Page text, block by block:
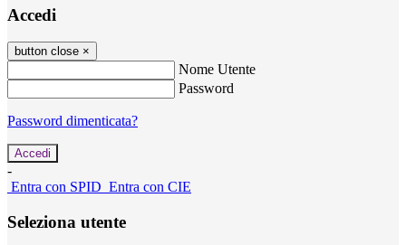
Accedi
button close ×
Nome Utente
Password
Password dimenticata?
-
Entra con SPID Entra con CIE
Seleziona utente